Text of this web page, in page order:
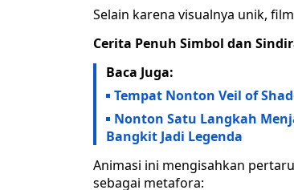
Selain karena visualnya unik,
Cerita Penuh Simbol dan
Baca Juga:
Tempat Nonton Veil of
Nonton Satu Langkah
Bangkit Jadi Legenda
Animasi ini mengisahkan
sebagai metafora: